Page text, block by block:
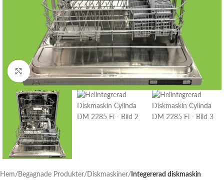
Click to enlarge
Hem Begagnade Produkter Diskmaskiner Integererad diskmaskin